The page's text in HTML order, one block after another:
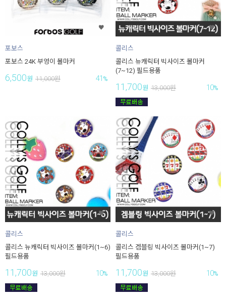
포보스
포보스 24K 부엉이 볼마커
6,500원 11,000원 41 %
콜리스
콜리스 뉴캐릭터 빅사이즈 볼마커
(7~12) 필드용품
11,700원 13,000원 10%
콜리스
콜리스 뉴캐릭터 빅사이즈 볼마커(1~6)
필드용품
11,700원 13,000원 10%
콜리스
콜리스 겜블링 빅사이즈 볼마커(1~7)
필드용품
11,700원 13,000원 10%